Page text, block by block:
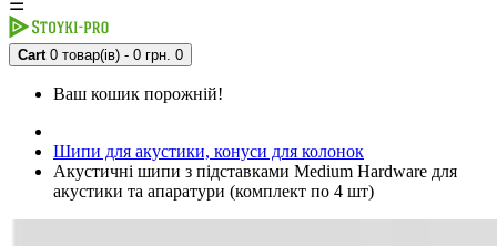
☰
Cart 0 товар(ів) - 0 грн. 0
Ваш кошик порожній!
Шипи для акустики, конуси для колонок
Акустичні шипи з підставками Medium Hardware для
акустики та апаратури (комплект по 4 шт)